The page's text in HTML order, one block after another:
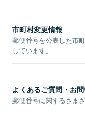
市町村変更情報
郵便番号を公表した市
しています。
よくあるご質問・お
郵便番号に関するさま